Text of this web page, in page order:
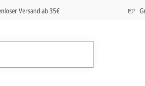
Versand ab 35€